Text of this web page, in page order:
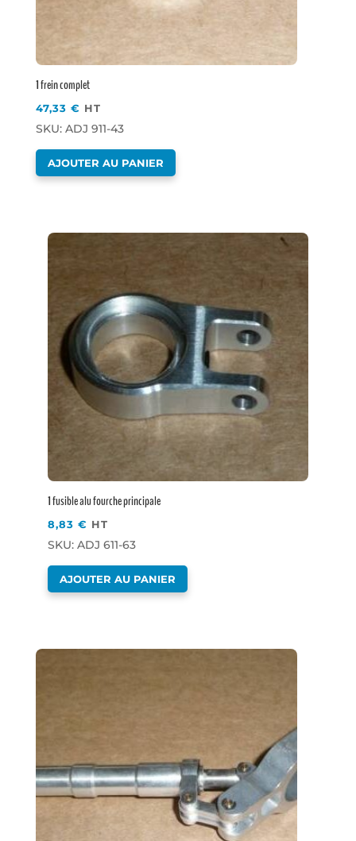
1 frein complet
47,33€ HT
SKU: ADJ 911-43
AJOUTER AU PANIER
1 fusible alu fourche principale
8,83 € HT
SKU: ADJ 611-63
AJOUTER AU PANIER